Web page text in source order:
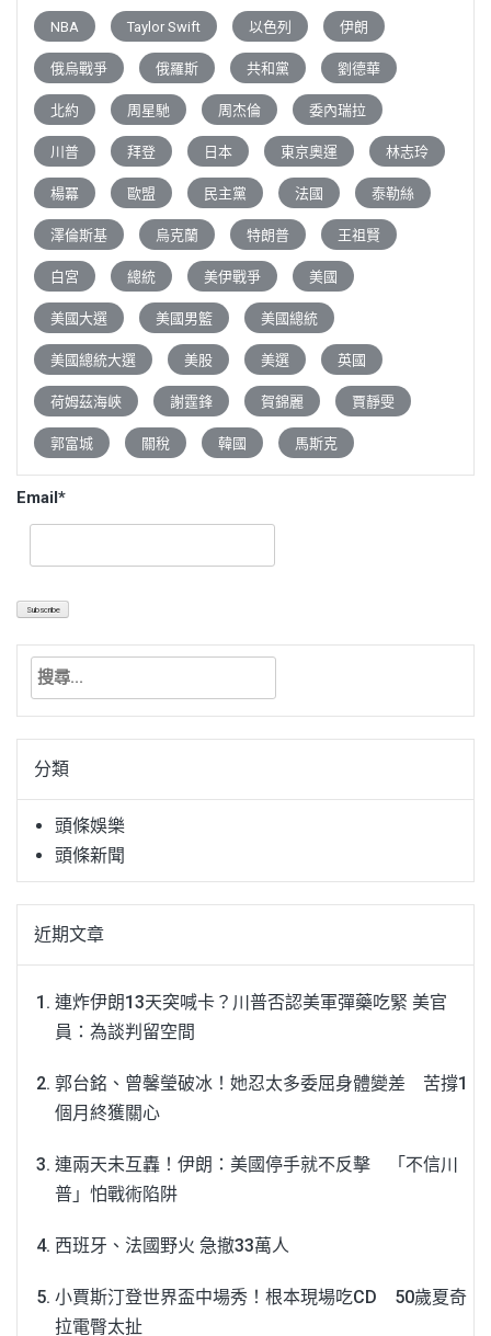
NBA Taylor Swift 以色列 伊朗
俄烏戰爭 俄羅斯 共和黨 劉德華
北約 周星馳 周杰倫 委內瑞拉
川普 拜登 日本 東京奧運 林志玲
楊冪 歐盟 民主黨 法國 泰勒絲
澤倫斯基 烏克蘭 特朗普 王祖賢
白宮 總統 美伊戰爭 美國
美國大選 美國男籃 美國總統
美國總統大選 美股 美選 英國
荷姆茲海峽 謝霆鋒 賀錦麗 賈靜雯
郭富城 關稅 韓國 馬斯克
Email*
搜
關
字:分類
頭條娛樂
頭條新聞
近期文章
連炸伊朗13天突喊卡？川普否認美軍彈藥吃緊 美官
員：為談判留空間
郭台銘、曾馨瑩破冰！她忍太多委屈身體變差 苦撐1
個月終獲關心
連兩天未互轟！伊朗：美國停手就不反擊 「不信川
普」怕戰術陷阱
西班牙、法國野火 急撤33萬人
小賈斯汀登世界盃中場秀！根本現場吃CD 50歲夏奇
拉電臀太扯